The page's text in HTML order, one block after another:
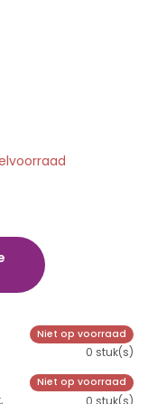
Niet op voorraad
0 stuk(s)
Niet op voorraad
0 stuk(s)